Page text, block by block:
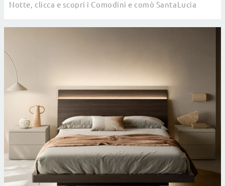
Notte, clicca e scopri i Comodini e comò SantaLucia